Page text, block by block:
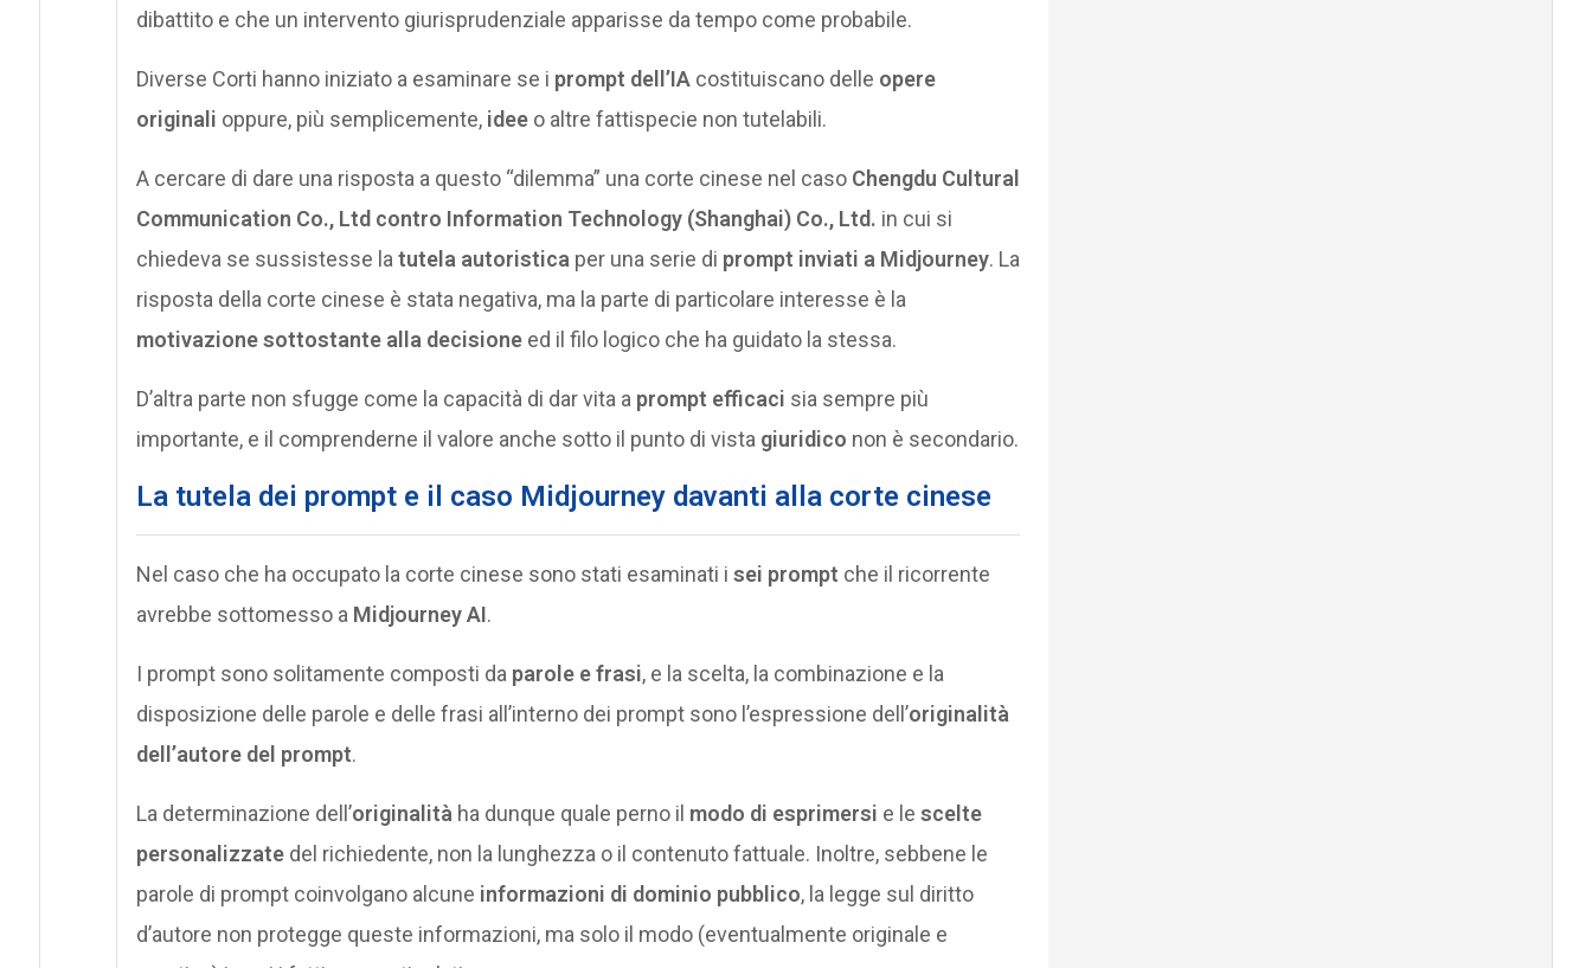
dibattito e che un intervento giurisprudenziale apparisse da tempo come probabile.
Diverse Corti hanno iniziato a esaminare se i prompt dell’IAcostituiscano delle opere
originali oppure, più semplicemente, ideeo altre fattispecie non tutelabili.
A cercare di dare una risposta a questo “dilemma” una corte cinese nel caso Chengdu Cultural
Communication Co., Ltd contro Information Technology (Shanghai) Co., Ltd. in cui si
chiedeva se sussistesse la tutela autoristica per una serie di prompt inviati a Midjourney. La
risposta della corte cinese è stata negativa, ma la parte di particolare interesse è la
motivazione sottostante alla decisioneed il filo logico che ha guidato la stessa.
D’altra parte non sfugge come la capacità di dar vita a prompt efficaci sia sempre più
importante, e il comprenderne il valore anche sotto il punto di vista giuridico non è secondario.
La tutela dei prompt e il caso Midjourney davanti alla corte cinese
Nel caso che ha occupato la corte cinese sono stati esaminati i sei prompt che il ricorrente
avrebbe sottomesso a Midjourney AI.
I prompt sono solitamente composti da parole e frasi, e la scelta, la combinazione e la
disposizione delle parole e delle frasi all’interno dei prompt sono l’espressione dell’originalità
dell’autore del prompt.
La determinazione dell’originalità ha dunque quale perno il modo di esprimersi e le scelte
personalizzatedel richiedente, non la lunghezza o il contenuto fattuale. Inoltre, sebbene le
parole di prompt coinvolgano alcune informazioni di dominio pubblico, la legge sul diritto
d’autore non protegge queste informazioni, ma solo il modo (eventualmente originale e